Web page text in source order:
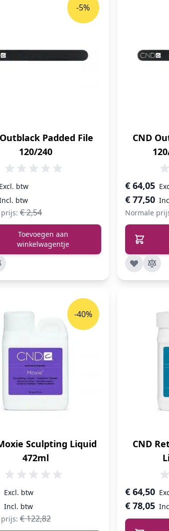
Padded File
120/240
€ 2,54
-5%
Toevoegen aan
winkelwagentje
CND
Speciale prijs
€ 77,50
€ 64,05
Normale
Sculpting Liquid
472ml
€ 122,82
-40%
CND
€ 78,05
€ 64,50